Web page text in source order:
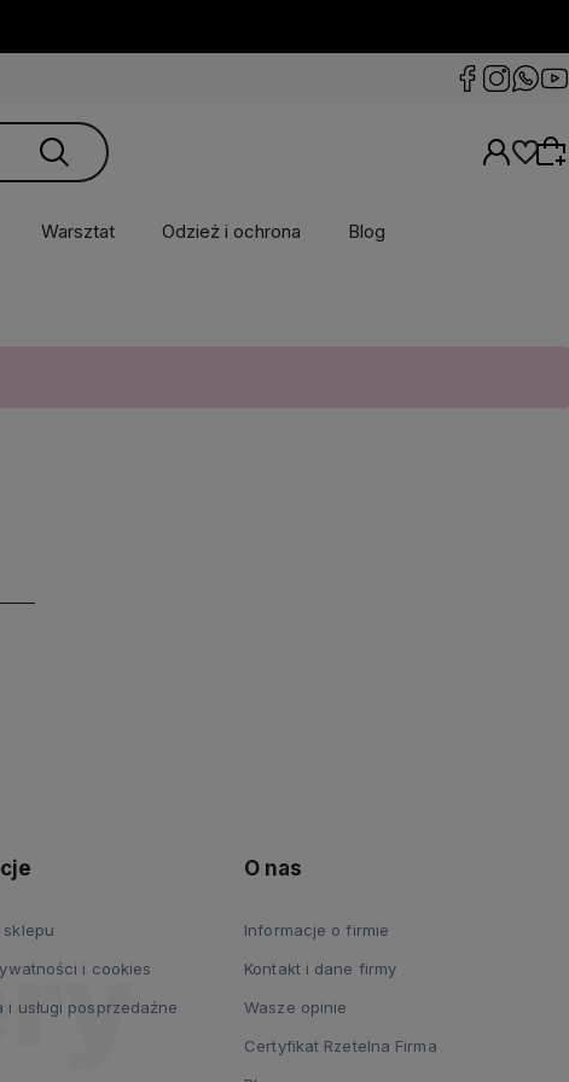
Warsztat Odzież i ochrona Blog
sklepu
i cookies
i usługi posprzedażne
O nas
Informacje o firmie
Kontakt i dane firmy
Wasze opinie
Certyfikat Rzetelna Firma